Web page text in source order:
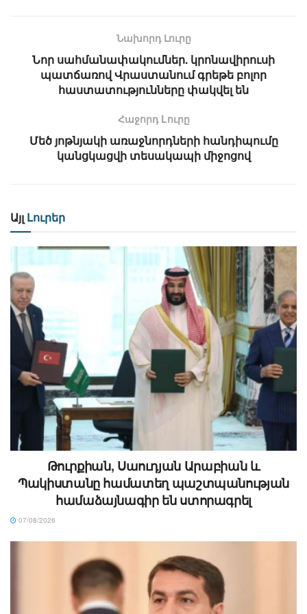
Նախորդ Լուրը
Նոր սահմանափակումներ. կրոնավիրուսի
պատճառով Վրաստանում գրեթե բոլոր
հաստատությունները փակվել են
Հաջորդ Lուրը
Մեծ յոթնյակի առաջնորդների հանդիպումը
կանցկացվի տեսակապի միջոցով
Այլ Լուրեր
Թուրքիան, Սաուդյան Արաբիան և
Պակիստանը համատեղ պաշտպանության
համաձայնագիր են ստորագրել
07/08/2026